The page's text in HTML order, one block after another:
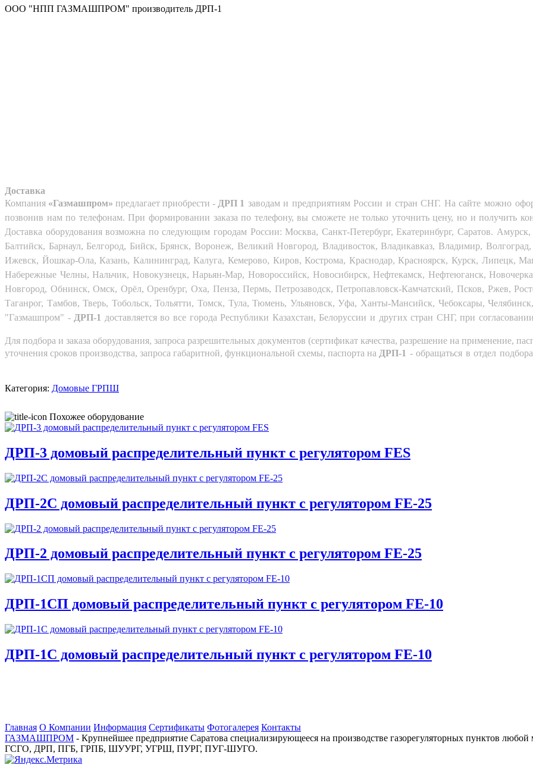
ООО "НПП ГАЗМАШПРОМ" производитель ДРП-1
Доставка
Компания «Газмашпром» предлагает приобрести - ДРП 1 заводам и предприятиям России и стран СНГ. На сайте можно
позвонив нам по телефонам. При формировании заказа по телефону, вы сможете не только уточнить цену, но и получить
Доставка оборудования возможна по следующим городам России: Москва, Санкт-Петербург, Екатеринбург, Саратов.
Балтийск, Барнаул, Белгород, Бийск, Брянск, Воронеж, Великий Новгород, Владивосток, Владикавказ, Владимир,
Ижевск, Йошкар-Ола, Казань, Калининград, Калуга, Кемерово, Киров, Кострома, Краснодар, Красноярск, Курск, Липецк,
Набережные Челны, Нальчик, Новокузнецк, Нарьян-Мар, Новороссийск, Новосибирск, Нефтекамск, Нефтеюганск,
Новгород, Обнинск, Омск, Орёл, Оренбург, Оха, Пенза, Пермь, Петрозаводск, Петропавловск-Камчатский, Псков, Ржев,
Таганрог, Тамбов, Тверь, Тобольск, Тольятти, Томск, Тула, Тюмень, Ульяновск, Уфа, Ханты-Мансийск, Чебоксары,
"Газмашпром" - ДРП-1 доставляется во все города Республики Казахстан, Белоруссии и других стран СНГ, при
Для подбора и заказа оборудования, запроса разрешительных документов (сертификат качества, разрешение на применение,
уточнения сроков производства, запроса габаритной, функциональной схемы, паспорта на ДРП-1 - обращаться в отдел
Категория: Домовые ГРПШ
Похожее оборудование
ДРП-3 домовый распределительный пункт с регулятором FES
ДРП-2C домовый распределительный пункт с регулятором FE-25
ДРП-2 домовый распределительный пункт с регулятором FE-25
ДРП-1CП домовый распределительный пункт с регулятором FE-10
ДРП-1C домовый распределительный пункт с регулятором FE-10
Главная О Компании Информация Сертификаты Фотогалерея Контакты
ГАЗМАШПРОМ - Крупнейшее предприятие Саратова специализирующееся на производстве газорегуляторных
ГСГО, ДРП, ПГБ, ГРПБ, ШУУРГ, УГРШ, ПУРГ, ПУГ-ШУГО.